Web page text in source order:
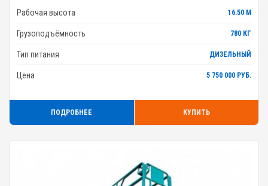
Рабочая высота 16.50 М
Грузоподъёмность 780 КГ
Тип питания ДИЗЕЛЬНЫЙ
Цена 5 750 000 РУБ.
ПОДРОБНЕЕ КУПИТЬ